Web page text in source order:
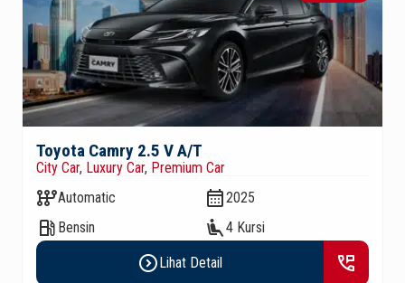
Toyota Camry 2.5 V A/T
City Car, Luxury Car, Premium Car
auto_transmissionAutomatic calendar_month2025
local_gas_station Bensin airline_seat_recline_extra4 Kursi
expand_circle_rightLihat Detail perm_phone_msg